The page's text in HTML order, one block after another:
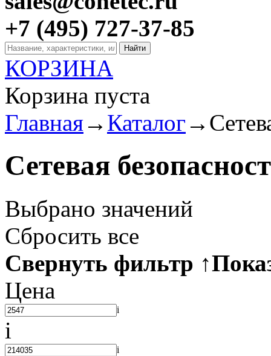
+7 (495) 727-37-85
КОРЗИНА
Корзина пуста
Главная→ Каталог →
Сетевая
Выбрано значений
Сбросить все
Свернуть фильтр ↑
Цена
i
i
i